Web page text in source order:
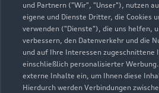
und Partnern ("Wir", "Unser"), nutzen
eigene und Dienste Dritter, die Cookies
verwenden ("Dienste"), die uns helfen,
verbessern, den Datenverkehr und die
und auf Ihre Interessen zugeschnittene
einschließlich personalisierter
externe Inhalte ein, um Ihnen diese
Hierdurch werden Verbindungen
Service
Geschlossen,öffnet am